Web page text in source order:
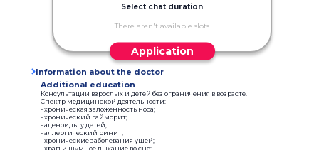
Select chat duration
There aren't available slots
Application
Information about the doctor
Additional education
Консультации взрослых и детей без ограничения в возрасте.
Спектр медицинской деятельности:
- хроническая заложенность носа;
- хронический гайморит;
- аденоиды у детей;
- аллергический ринит;
- хронические заболевания ушей;
- храп и шумное дыхание во сне;